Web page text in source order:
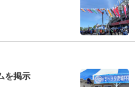
を掲示